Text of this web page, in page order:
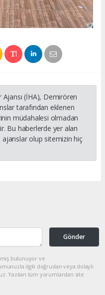
Ajansı (İHA), Demirören
tarafından eklenen
müdahalesi olmadan
Bu haberlerde yer alan
olup sitemizin hiç
Gönder
bulunuyor ve
ilgili doğrudan veya dolaylı
Yazılan tüm yorumlardan site